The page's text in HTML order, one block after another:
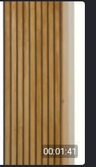
00:01:41